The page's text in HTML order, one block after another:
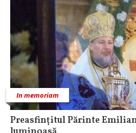
In memoriam
Preasfințitul Părinte